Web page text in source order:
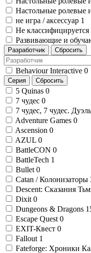
Настольные
не игра / аксессуар 1
Не классифицируется
Развивающие и
Разработчик Сбросить
Behaviour Interactive 0
Серия Сбросить
5 Quinas 0
7 чудес 0
7 чудес, 7 чудес. Дуэль
Adventure Games 0
Ascension 0
AZUL 0
BattleCON 0
BattleTech 1
Bullet 0
Catan / Колонизаторы
Descent: Сказания
Dixit 0
Dungeons & Dragons
Escape Quest 0
EXIT-Квест 0
Fallout 1
Fateforge: Хроники